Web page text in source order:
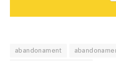
abandonament